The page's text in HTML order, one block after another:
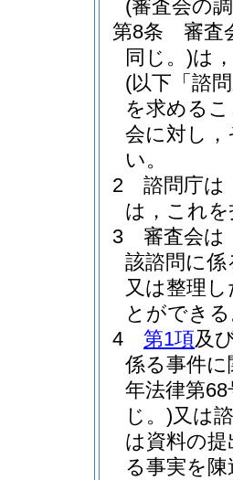
(審査会の
第8条
審査
同じ。)は
(以下「諮
を求める
会に対し
い。
2
諮問庁は
は，これ
3
審査会は
該諮問に
又は整理
とができ
4
第1項及
係る事件に
年法律第68
じ。)又は
は資料の
る事実を